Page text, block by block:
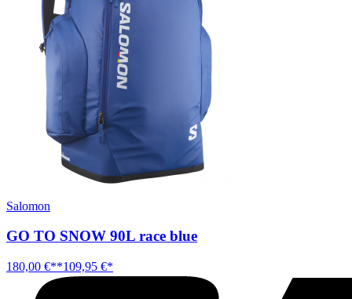
Salomon
GO TO SNOW 90L race blue
180,00 €**109,95 €*